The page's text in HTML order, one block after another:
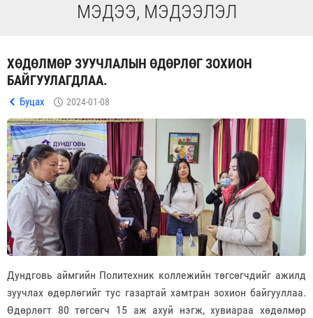
МЭДЭЭ, МЭДЭЭЛЭЛ
ХӨДӨЛМӨР ЗУУЧЛАЛЫН ӨДӨРЛӨГ ЗОХИОН
БАЙГУУЛАГДЛАА.
Буцах 2024-01-08
Дундговь аймгийн Политехник коллежийн төгсөгчдийг ажилд
зуучлах өдөрлөгийг тус газартай хамтран зохион байгууллаа.
Өдөрлөгт 80 төгсөгч 15 аж ахуй нэгж, хувиараа хөдөлмөр